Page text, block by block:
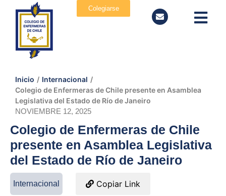
Colegiarse
Inicio / Internacional /
Colegio de Enfermeras de Chile presente en Asamblea
Legislativa del Estado de Río de Janeiro
NOVIEMBRE 12, 2025
Colegio de Enfermeras de Chile
presente en Asamblea Legislativa
del Estado de Río de Janeiro
Internacional Copiar Link